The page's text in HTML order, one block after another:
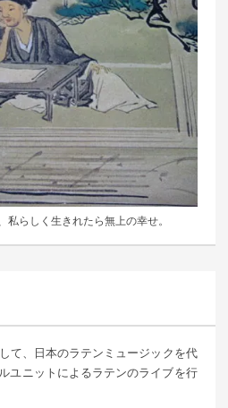
らしく生きれたら無上の幸せ。
て、日本のラテンミュージックを代
ユニットによるラテンのライブを行